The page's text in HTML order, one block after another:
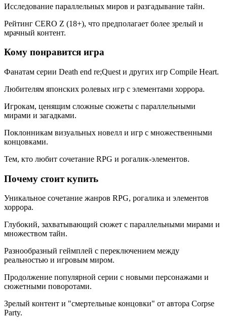
Исследование параллельных миров и разгадывание тайн.
Рейтинг CERO Z (18+), что предполагает более зрелый и
мрачный контент.
Кому понравится игра
Фанатам серии Death end re;Quest и других игр Compile Heart.
Любителям японских ролевых игр с элементами хоррора.
Игрокам, ценящим сложные сюжеты с параллельными
мирами и загадками.
Поклонникам визуальных новелл и игр с множественными
концовками.
Тем, кто любит сочетание RPG и рогалик-элементов.
Почему стоит купить
Уникальное сочетание жанров RPG, рогалика и элементов
хоррора.
Глубокий, захватывающий сюжет с параллельными мирами и
множеством тайн.
Разнообразный геймплей с переключением между
реальностью и игровым миром.
Продолжение популярной серии с новыми персонажами и
сюжетными поворотами.
Зрелый контент и "смертельные концовки" от автора Corpse
Party.